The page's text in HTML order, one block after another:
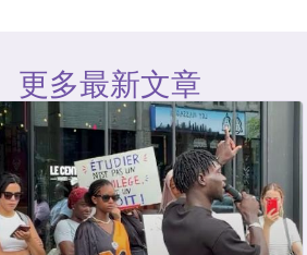
更多最新文章